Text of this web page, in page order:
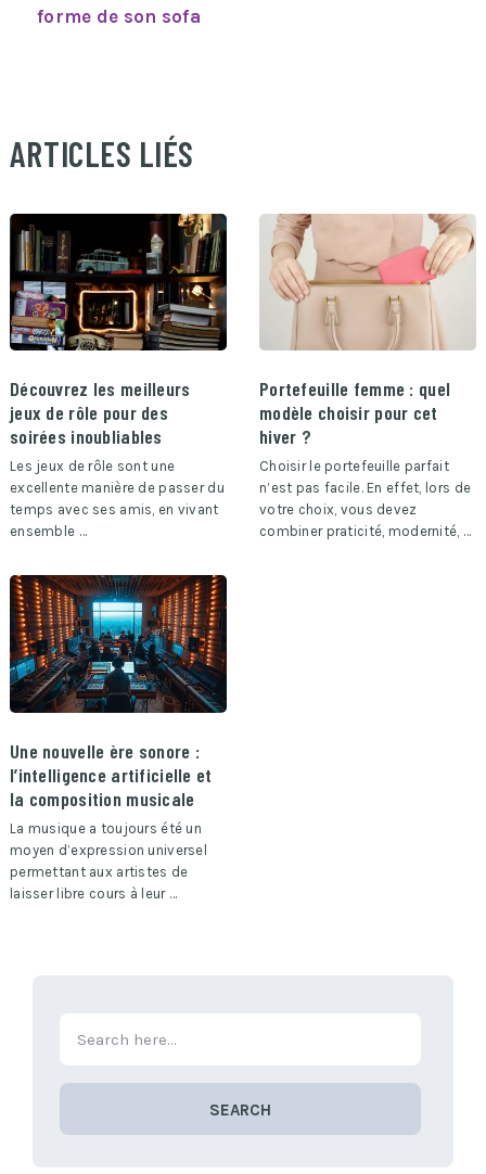
forme de son sofa
ARTICLES LIÉS
Découvrez les meilleurs
jeux de rôle pour des
soirées inoubliables
Les jeux de rôle sont une
excellente manière de passer du
temps avec ses amis, en vivant
ensemble …
Portefeuille femme : quel
modèle choisir pour cet
hiver ?
Choisir le portefeuille parfait
n’est pas facile. En effet, lors de
votre choix, vous devez
combiner praticité, modernité, …
Une nouvelle ère sonore :
l’intelligence artificielle et
la composition musicale
La musique a toujours été un
moyen d’expression universel
permettant aux artistes de
laisser libre cours à leur …
SEARCH